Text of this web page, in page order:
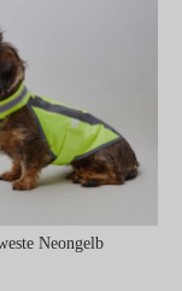
Neongelb